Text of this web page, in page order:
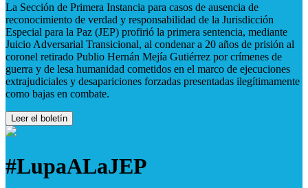
La Sección de Primera Instancia para casos de ausencia de
reconocimiento de verdad y responsabilidad de la Jurisdicción
Especial para la Paz (JEP) profirió la primera sentencia, mediante
Juicio Adversarial Transicional, al condenar a 20 años de prisión al
coronel retirado Publio Hernán Mejía Gutiérrez por crímenes de
guerra y de lesa humanidad cometidos en el marco de ejecuciones
extrajudiciales y desapariciones forzadas presentadas ilegítimamente
como bajas en combate.
Leer el boletín
#LupaALaJEP